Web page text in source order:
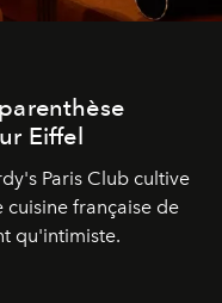
Eiffel
Paris Club cultive
cuisine française de
qu'intimiste.